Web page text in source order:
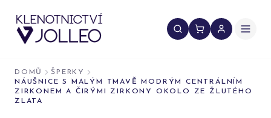
DOMŮ
ŠPERKY
NÁUŠNICE S MALÝM TMAVĚ MODRÝM CENTRÁLNÍM
ZIRKONEM A ČIRÝMI ZIRKONY OKOLO ZE ŽLUTÉHO
ZLATA